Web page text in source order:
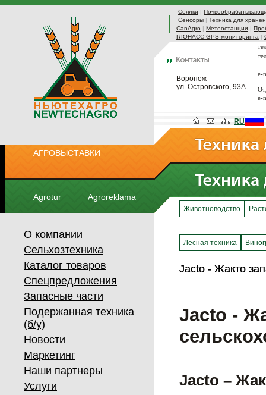
Сеялки |
Сенсоры | Техника для
CanAgro | Метеостанции |
ГЛОНАСС GPS мониторинга |
Воронеж
ул. Островского, 93А
e-
e-
АГРОВЫСТАВКИ
Agrotur Agroreklama
RU
О компании
Сельхозтехника
Каталог товаров
Спецпредложения
Запасные части
Подержанная техника
(б/у)
Новости
Маркетинг
Наши партнеры
Услуги
Животноводство
Лесная техника
Jacto - Жакто
Jacto - Жакто
Jacto -
Jacto –